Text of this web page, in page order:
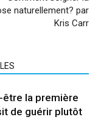
naturellement? par
Kris Carr
la première
de guérir plutôt